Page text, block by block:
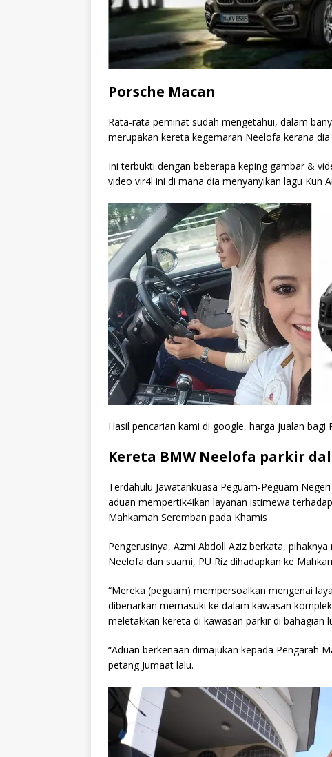
Porsche Macan
Rata-rata peminat sudah mengetahui, dalam
merupakan kereta kegemaran Neelofa kerana
Ini terbukti dengan beberapa keping gambar &
video vir4l ini di mana dia menyanyikan lagu Kun
Hasil pencarian kami di google, harga jualan
Kereta BMW Neelofa parkir
Terdahulu Jawatankuasa Peguam-Peguam
aduan mempertik4ikan layanan istimewa
Mahkamah Seremban pada Khamis
Pengerusinya, Azmi Abdoll Aziz berkata,
Neelofa dan suami, PU Riz dihadapkan ke
“Mereka (peguam) mempersoalkan mengenai
dibenarkan memasuki ke dalam kawasan
meletakkan kereta di kawasan parkir di bahagian
“Aduan berkenaan dimajukan kepada Pengarah
petang Jumaat lalu.